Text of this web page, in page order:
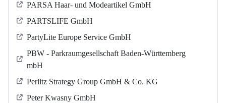
PARSA Haar- und Modeartikel GmbH
PARTSLIFE GmbH
PartyLite Europe Service GmbH
PBW - Parkraumgesellschaft Baden-Württemberg
mbH
Perlitz Strategy Group GmbH & Co. KG
Peter Kwasny GmbH